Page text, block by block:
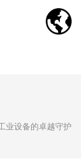
业设备的卓越守护